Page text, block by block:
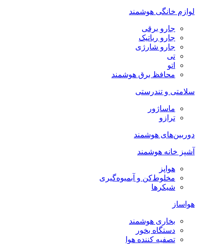
لوازم خانگی هوشمند
جارو برقی
جارو رباتیک
جارو شارژی
تی
اتو
محافظ برق هوشمند
سلامتی و تندرستی
ماساژور
ترازو
دوربین‌های هوشمند
آشپز خانه هوشمند
هواپز
مخلوط‌کن و آبمیوه‌گیری
شیکرها
هواساز
بخاری هوشمند
دستگاه بخور
تصفیه کننده هوا